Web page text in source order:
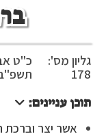
גליון מס':
178
כ"ט
תוכן עניינים:
אשר יצר וברכת